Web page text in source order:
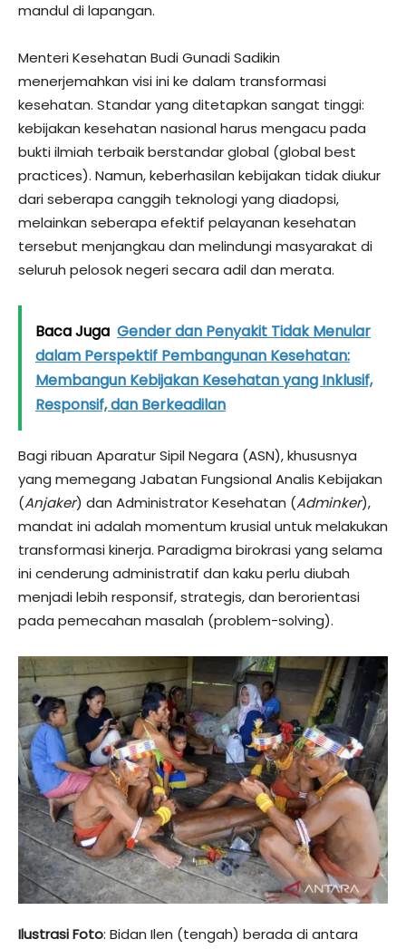
mandul di lapangan.
​Menteri Kesehatan Budi Gunadi Sadikin
menerjemahkan visi ini ke dalam transformasi
kesehatan. Standar yang ditetapkan sangat tinggi:
kebijakan kesehatan nasional harus mengacu pada
bukti ilmiah terbaik berstandar global (global best
practices). Namun, keberhasilan kebijakan tidak diukur
dari seberapa canggih teknologi yang diadopsi,
melainkan seberapa efektif pelayanan kesehatan
tersebut menjangkau dan melindungi masyarakat di
seluruh pelosok negeri secara adil dan merata.
Baca Juga Gender dan Penyakit Tidak Menular
dalam Perspektif Pembangunan Kesehatan:
Membangun Kebijakan Kesehatan yang Inklusif,
Responsif, dan Berkeadilan
​Bagi ribuan Aparatur Sipil Negara (ASN), khususnya
yang memegang Jabatan Fungsional Analis Kebijakan
(Anjaker) dan Administrator Kesehatan (Adminker),
mandat ini adalah momentum krusial untuk melakukan
transformasi kinerja. Paradigma birokrasi yang selama
ini cenderung administratif dan kaku perlu diubah
menjadi lebih responsif, strategis, dan berorientasi
pada pemecahan masalah (problem-solving).
​Ilustrasi Foto: Bidan Ilen (tengah) berada di antara